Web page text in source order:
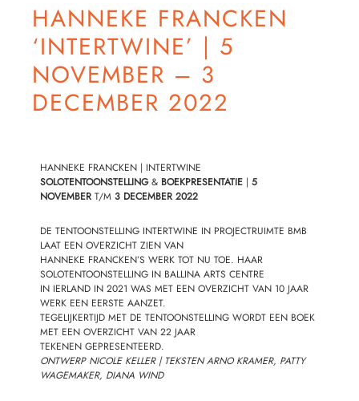
HANNEKE FRANCKEN
‘INTERTWINE’ | 5
NOVEMBER – 3
DECEMBER 2022
HANNEKE FRANCKEN | INTERTWINE
SOLOTENTOONSTELLING& BOEKPRESENTATIE |5
NOVEMBERT/M3 DECEMBER 2022
DE TENTOONSTELLING INTERTWINE IN PROJECTRUIMTE BMB
LAAT EEN OVERZICHT ZIEN VAN
HANNEKE FRANCKEN’S WERK TOT NU TOE. HAAR
SOLOTENTOONSTELLING IN BALLINA ARTS CENTRE
IN IERLAND IN 2021 WAS MET EEN OVERZICHT VAN 10 JAAR
WERK EEN EERSTE AANZET.
TEGELIJKERTIJD MET DE TENTOONSTELLING WORDT EEN BOEK
MET EEN OVERZICHT VAN 22 JAAR
TEKENEN GEPRESENTEERD.
ONTWERP NICOLE KELLER | TEKSTEN ARNO KRAMER, PATTY
WAGEMAKER, DIANA WIND